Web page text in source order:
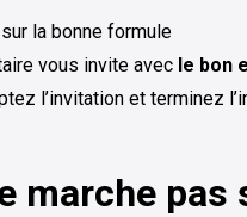
la bonne formule
vous invite avec le bon
l’invitation et terminez
marche pas